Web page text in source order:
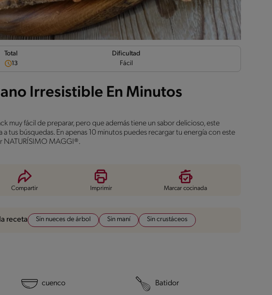
Total
13
Dificultad
Fácil
Irresistible En Minutos
muy fácil de preparar, pero que además tiene un sabor delicioso, este
a tus búsquedas. En apenas 10 minutos puedes recargar tu energía con este
NATURÍSIMO MAGGI®.
Compartir Imprimir Marcar cocinada
receta Sin nueces de árbol Sin maní Sin crustáceos
cuenco Batidor